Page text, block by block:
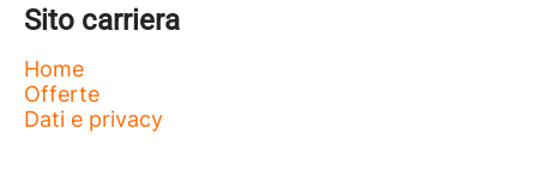
Sito carriera
Home
Offerte
Dati e privacy